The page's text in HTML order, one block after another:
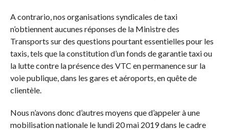
A contrario, nos organisations syndicales de taxi
n’obtiennent aucunes réponses de la Ministre des
Transports sur des questions pourtant essentielles pour les
taxis, tels que la constitution d’un fonds de garantie taxi ou
la lutte contre la présence des VTC en permanence sur la
voie publique, dans les gares et aéroports, en quête de
clientèle.
Nous n’avons donc d’autres moyens que d’appeler à une
mobilisation nationale le lundi 20 mai 2019 dans le cadre